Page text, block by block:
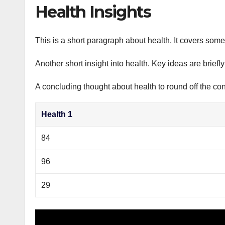
Health Insights
This is a short paragraph about health. It covers
Another short insight into health. Key ideas are
A concluding thought about health to round off the
Health 1
84
96
29